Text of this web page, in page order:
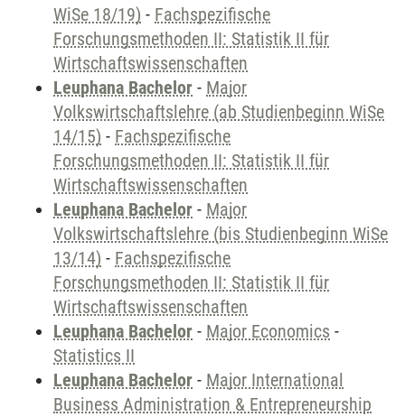
WiSe 18/19) - Fachspezifische
Forschungsmethoden II: Statistik II für
Wirtschaftswissenschaften
Leuphana Bachelor - Major
Volkswirtschaftslehre (ab Studienbeginn WiSe
14/15) - Fachspezifische
Forschungsmethoden II: Statistik II für
Wirtschaftswissenschaften
Leuphana Bachelor - Major
Volkswirtschaftslehre (bis Studienbeginn WiSe
13/14) - Fachspezifische
Forschungsmethoden II: Statistik II für
Wirtschaftswissenschaften
Leuphana Bachelor - Major Economics -
Statistics II
Leuphana Bachelor - Major International
Business Administration & Entrepreneurship